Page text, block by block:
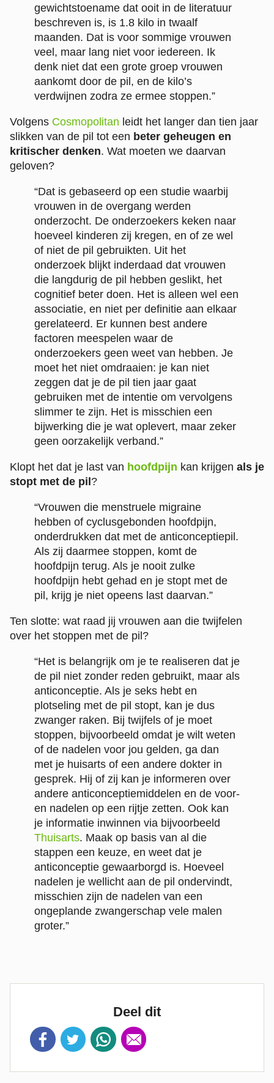
gewichtstoename dat ooit in de literatuur
beschreven is, is 1.8 kilo in twaalf
maanden. Dat is voor sommige vrouwen
veel, maar lang niet voor iedereen. Ik
denk niet dat een grote groep vrouwen
aankomt door de pil, en de kilo’s
verdwijnen zodra ze ermee stoppen.”
Volgens Cosmopolitan leidt het langer dan tien jaar
slikken van de pil tot een beter geheugen en
kritischer denken. Wat moeten we daarvan
geloven?
“Dat is gebaseerd op een studie waarbij
vrouwen in de overgang werden
onderzocht. De onderzoekers keken naar
hoeveel kinderen zij kregen, en of ze wel
of niet de pil gebruikten. Uit het
onderzoek blijkt inderdaad dat vrouwen
die langdurig de pil hebben geslikt, het
cognitief beter doen. Het is alleen wel een
associatie, en niet per definitie aan elkaar
gerelateerd. Er kunnen best andere
factoren meespelen waar de
onderzoekers geen weet van hebben. Je
moet het niet omdraaien: je kan niet
zeggen dat je de pil tien jaar gaat
gebruiken met de intentie om vervolgens
slimmer te zijn. Het is misschien een
bijwerking die je wat oplevert, maar zeker
geen oorzakelijk verband.”
Klopt het dat je last van hoofdpijn kan krijgen als je
stopt met de pil?
“Vrouwen die menstruele migraine
hebben of cyclusgebonden hoofdpijn,
onderdrukken dat met de anticonceptiepil.
Als zij daarmee stoppen, komt de
hoofdpijn terug. Als je nooit zulke
hoofdpijn hebt gehad en je stopt met de
pil, krijg je niet opeens last daarvan.”
Ten slotte: wat raad jij vrouwen aan die twijfelen
over het stoppen met de pil?
“Het is belangrijk om je te realiseren dat je
de pil niet zonder reden gebruikt, maar als
anticonceptie. Als je seks hebt en
plotseling met de pil stopt, kan je dus
zwanger raken. Bij twijfels of je moet
stoppen, bijvoorbeeld omdat je wilt weten
of de nadelen voor jou gelden, ga dan
met je huisarts of een andere dokter in
gesprek. Hij of zij kan je informeren over
andere anticonceptiemiddelen en de voor-
en nadelen op een rijtje zetten. Ook kan
je informatie inwinnen via bijvoorbeeld
Thuisarts. Maak op basis van al die
stappen een keuze, en weet dat je
anticonceptie gewaarborgd is. Hoeveel
nadelen je wellicht aan de pil ondervindt,
misschien zijn de nadelen van een
ongeplande zwangerschap vele malen
groter.”
Deel dit